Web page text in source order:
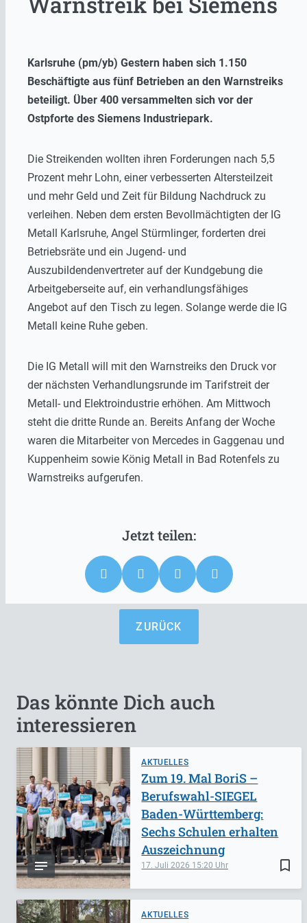
Karlsruhe (pm/yb) Gestern haben sich 1.150
Beschäftigte aus fünf Betrieben an den Warnstreiks
beteiligt. Über 400 versammelten sich vor der
Ostpforte des Siemens Industriepark.
Die Streikenden wollten ihren Forderungen nach 5,5
Prozent mehr Lohn, einer verbesserten Altersteilzeit
und mehr Geld und Zeit für Bildung Nachdruck zu
verleihen. Neben dem ersten Bevollmächtigten der IG
Metall Karlsruhe, Angel Stürmlinger, forderten drei
Betriebsräte und ein Jugend- und
Auszubildendenvertreter auf der Kundgebung die
Arbeitgeberseite auf, ein verhandlungsfähiges
Angebot auf den Tisch zu legen. Solange werde die IG
Metall keine Ruhe geben.
Die IG Metall will mit den Warnstreiks den Druck vor
der nächsten Verhandlungsrunde im Tarifstreit der
Metall- und Elektroindustrie erhöhen. Am Mittwoch
steht die dritte Runde an. Bereits Anfang der Woche
waren die Mitarbeiter von Mercedes in Gaggenau und
Kuppenheim sowie König Metall in Bad Rotenfels zu
Warnstreiks aufgerufen.
ZURÜCK
Das könnte Dich auch
interessieren
AKTUELLES
bookmark_border
17. Juli 2026 15:20
Zum 19. Mal BoriS –
Berufswahl-SIEGEL
Baden-Württemberg:
Sechs Schulen erhalten
Auszeichnung
AKTUELLES